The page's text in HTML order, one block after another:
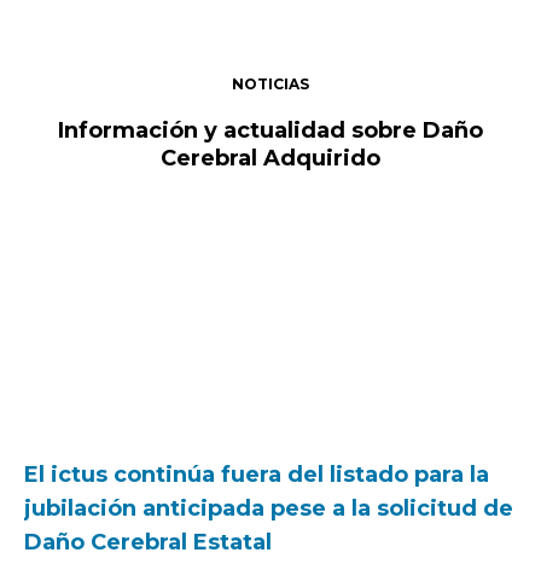
NOTICIAS
Información y actualidad sobre Daño
Cerebral Adquirido
El ictus continúa fuera del listado para la
jubilación anticipada pese a la solicitud de
Daño Cerebral Estatal